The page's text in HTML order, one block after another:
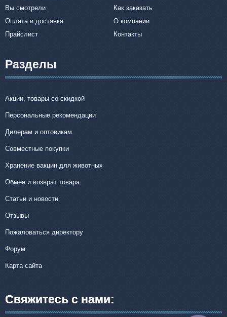
Вы смотрели
Как заказать
Оплата и доставка
О компании
Прайслист
Контакты
Разделы
Акции, товары со скидкой
Персональные рекомендации
Дилерам и оптовикам
Совместные покупки
Хранение вакцин для животных
Обмен и возврат товара
Статьи и новости
Отзывы
Пожаловаться директору
Форум
Карта сайта
Свяжитесь с нами: